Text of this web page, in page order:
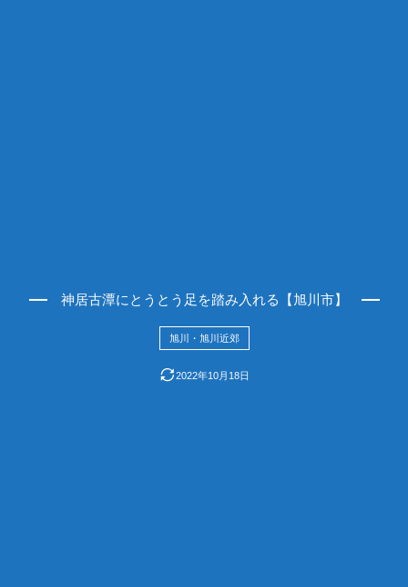
神居古潭にとうとう足を踏み入れる【旭川市】
旭川・旭川近郊
2022年10月18日